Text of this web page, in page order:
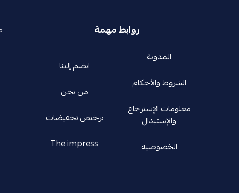
روابط مهمة
المدونة
الشروط والأحكام
معلومات الإسترجاع
والإستبدال
الخصوصية
انضم إلينا
من نحن
ترخيص تخفيضات
The impress